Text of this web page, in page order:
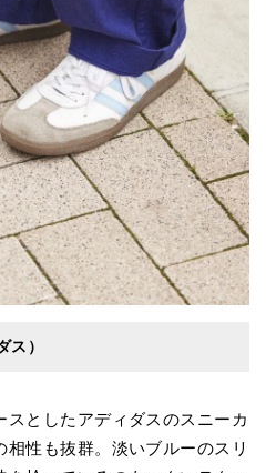
）
としたアディダスのスニーカ
性も抜群。淡いブルーのスリ